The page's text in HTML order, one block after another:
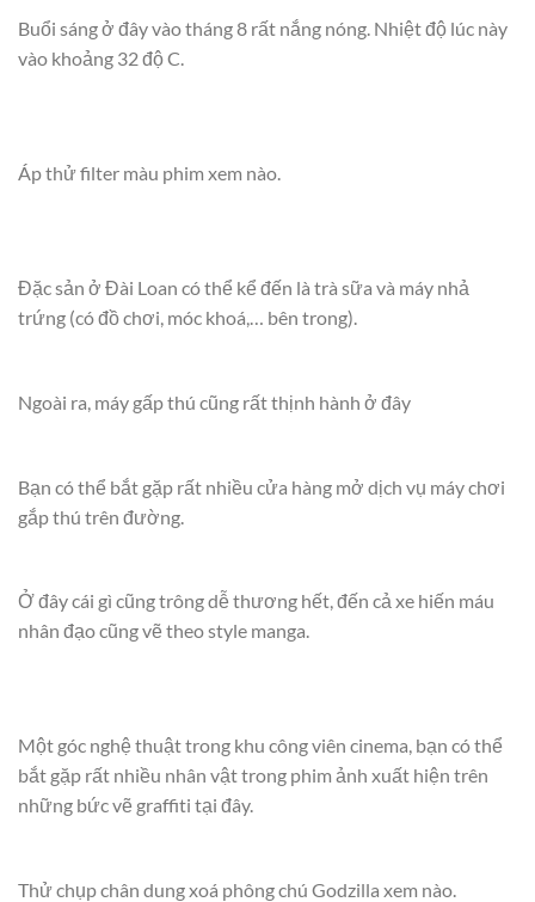
Buổi sáng ở đây vào tháng 8 rất nắng nóng. Nhiệt độ lúc này
vào khoảng 32 độ C.
Áp thử filter màu phim xem nào.
Đặc sản ở Đài Loan có thể kể đến là trà sữa và máy nhả
trứng (có đồ chơi, móc khoá,… bên trong).
Ngoài ra, máy gấp thú cũng rất thịnh hành ở đây
Bạn có thể bắt gặp rất nhiều cửa hàng mở dịch vụ máy chơi
gắp thú trên đường.
Ở đây cái gì cũng trông dễ thương hết, đến cả xe hiến máu
nhân đạo cũng vẽ theo style manga.
Một góc nghệ thuật trong khu công viên cinema, bạn có thể
bắt gặp rất nhiều nhân vật trong phim ảnh xuất hiện trên
những bức vẽ graffiti tại đây.
Thử chụp chân dung xoá phông chú Godzilla xem nào.